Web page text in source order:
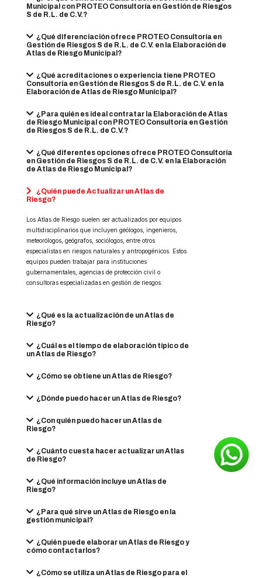
Municipal con PROTEO Consultoría en Gestión de Riesgos
S de R.L. de C.V.?
¿Qué diferenciación ofrece PROTEO Consultoría en
Gestión de Riesgos S de R.L. de C.V. en la Elaboración de
Atlas de Riesgo Municipal?
¿Qué acreditaciones o experiencia tiene PROTEO
Consultoría en Gestión de Riesgos S de R.L. de C.V. en la
Elaboración de Atlas de Riesgo Municipal?
¿Para quién es ideal contratar la Elaboración de Atlas
de Riesgo Municipal con PROTEO Consultoría en Gestión
de Riesgos S de R.L. de C.V.?
¿Qué diferentes opciones ofrece PROTEO Consultoría
en Gestión de Riesgos S de R.L. de C.V. en la Elaboración
de Atlas de Riesgo Municipal?
¿Quién puede Actualizar un Atlas de
Riesgo?
Los Atlas de Riesgo suelen ser actualizados por equipos
multidisciplinarios que incluyen geólogos, ingenieros,
meteorólogos, geógrafos, sociólogos, entre otros
especialistas en riesgos naturales y antropogénicos. Estos
equipos pueden trabajar para instituciones
gubernamentales, agencias de protección civil o
consultoras especializadas en gestión de riesgos.
¿Qué es la actualización de un Atlas de
Riesgo?
¿Cuál es el tiempo de elaboración típico de
un Atlas de Riesgo?
¿Cómo se obtiene un Atlas de Riesgo?
¿Dónde puedo hacer un Atlas de Riesgo?
¿Con quién puedo hacer un Atlas de
Riesgo?
¿Cuánto cuesta hacer actualizar un Atlas
de Riesgo?
¿Qué información incluye un Atlas de
Riesgo?
¿Para qué sirve un Atlas de Riesgo en la
gestión municipal?
¿Quién puede elaborar un Atlas de Riesgo y
cómo contactarlos?
¿Cómo se utiliza un Atlas de Riesgo para el